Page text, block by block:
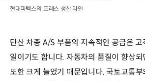
현대파텍스의 프레스 생산 라인
단산 차종 A/S 부품의 지속적인 공급은 고
일이기도 합니다. 자동차의 품질이 향상
또한 크게 늘었기 때문입니다. 국토교통